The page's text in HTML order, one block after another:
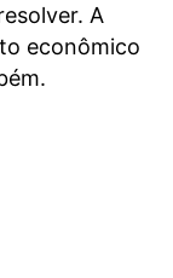
A
econômico